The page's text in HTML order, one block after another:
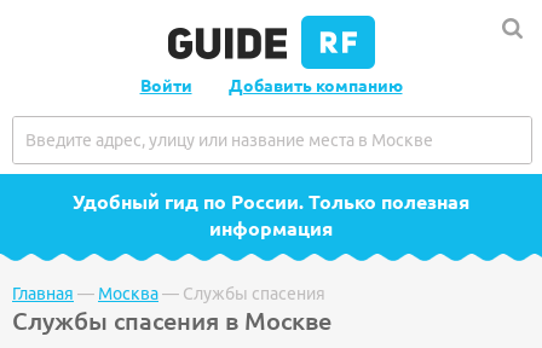
Войти Добавить компанию
Удобный гид по России. Только полезная
информация
Главная — Москва— Службы спасения
Службы спасения в Москве